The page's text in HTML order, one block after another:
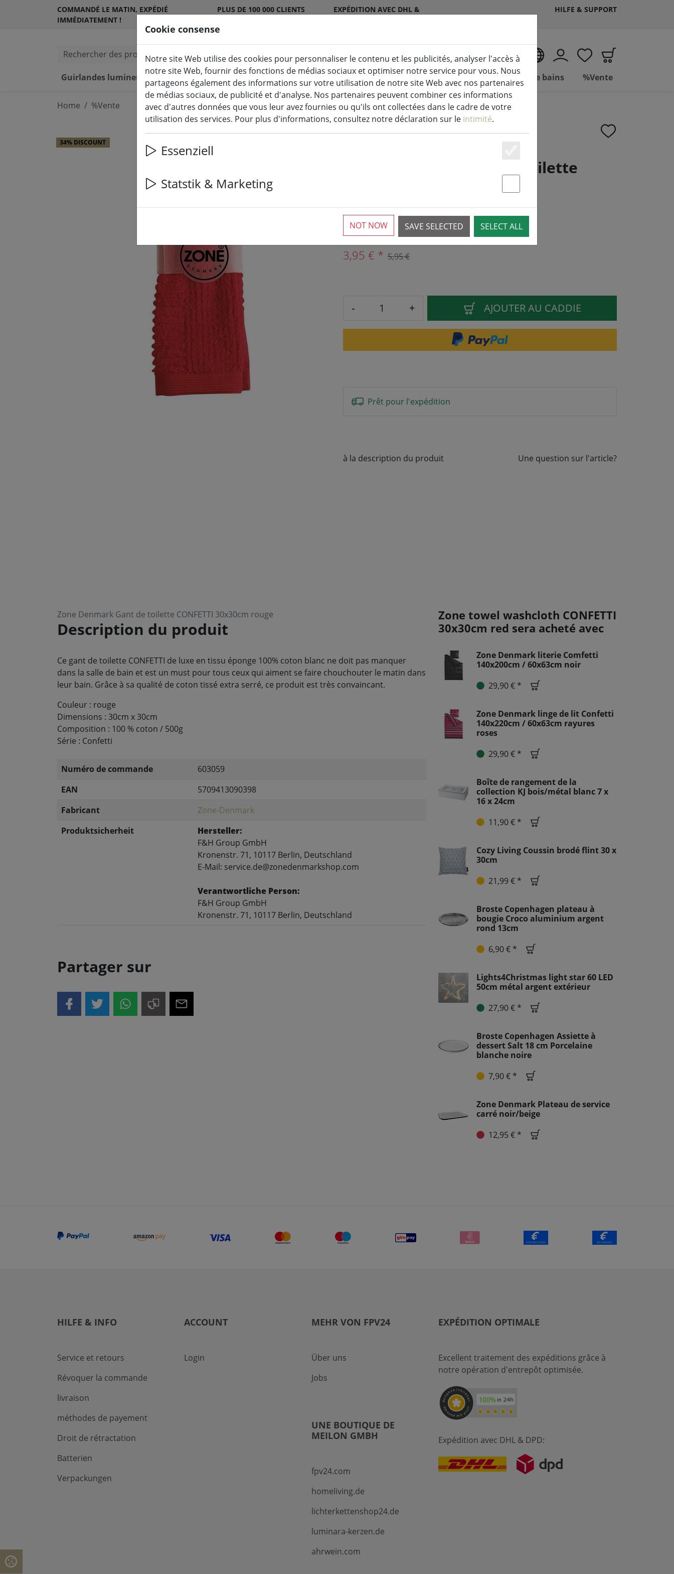
COMMANDÉ LE MATIN, EXPÉDIÉ
IMMÉDIATEMENT !
PLUS DE 100 000 CLIENTS
EXPÉDITION AVEC DHL &
HILFE & SUPPORT
Rechercher des produits
FR
Guirlandes lumineuses & éclairage
Bougies LED pour l'intérieur et l'extérieur Cuisine Vivre Salle de bains %Vente
Home %Vente
Zone Denmark Gant de toilette
34% DISCOUNT
1 Pièces disponibles
3,95 € * 5,95 €
- + AJOUTER AU CADDIE
Prêt pour l'expédition
à la description du produit Une question sur l'article?
Zone Denmark Gant de toilette CONFETTI 30x30cm rouge
Description du produit
Ce gant de toilette CONFETTI de luxe en tissu éponge 100% coton blanc ne doit pas manquer
dans la salle de bain et est un must pour tous ceux qui aiment se faire chouchouter le matin dans
leur bain. Grâce à sa qualité de coton tissé extra serré, ce produit est très convaincant.
Couleur : rouge
Dimensions : 30cm x 30cm
Composition : 100 % coton / 500g
Série : Confetti
Numéro de commande
603059
EAN
5709413090398
Fabricant
Zone-Denmark
Produktsicherheit
Hersteller:
F&H Group GmbH
Kronenstr. 71, 10117 Berlin, Deutschland
E-Mail: service.de@zonedenmarkshop.com
Verantwortliche Person:
F&H Group GmbH
Kronenstr. 71, 10117 Berlin, Deutschland
Partager sur
Zone towel washcloth CONFETTI
30x30cm red sera acheté avec
Zone Denmark literie Comfetti
140x200cm / 60x63cm noir
29,90 € *
Zone Denmark linge de lit Confetti
140x220cm / 60x63cm rayures
roses
29,90 € *
Boîte de rangement de la
collection KJ bois/métal blanc 7 x
16 x 24cm
11,90 € *
Cozy Living Coussin brodé flint 30 x
30cm
21,99 € *
Broste Copenhagen plateau à
bougie Croco aluminium argent
rond 13cm
6,90 € *
Lights4Christmas light star 60 LED
50cm métal argent extérieur
27,90 € *
Broste Copenhagen Assiette à
dessert Salt 18 cm Porcelaine
blanche noire
7,90 € *
Zone Denmark Plateau de service
carré noir/beige
12,95 € *
HILFE & INFO
Service et retours
Révoquer la commande
livraison
méthodes de payement
Droit de rétractation
Batterien
Verpackungen
ACCOUNT
Login
MEHR VON FPV24
Über uns
Jobs
UNE BOUTIQUE DE
MEILON GMBH
fpv24.com
homeliving.de
lichterkettenshop24.de
luminara-kerzen.de
ahrwein.com
EXPÉDITION OPTIMALE
Excellent traitement des expéditions grâce à
notre opération d'entrepôt optimisée.
Expédition avec DHL & DPD:
Cookie consense
Notre site Web utilise des cookies pour personnaliser le contenu et les publicités, analyser l'accès à
notre site Web, fournir des fonctions de médias sociaux et optimiser notre service pour vous. Nous
partageons également des informations sur votre utilisation de notre site Web avec nos partenaires
de médias sociaux, de publicité et d'analyse. Nos partenaires peuvent combiner ces informations
avec d'autres données que vous leur avez fournies ou qu'ils ont collectées dans le cadre de votre
utilisation des services. Pour plus d'informations, consultez notre déclaration sur le intimité.
Essenziell
Essenziell
Statstik & Marketing
SAVE SELECTED SELECT ALL
NOT NOW